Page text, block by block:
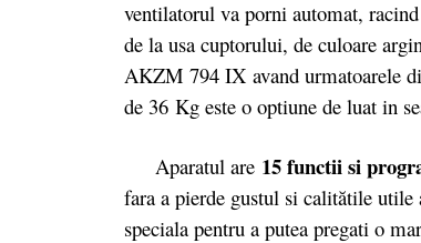
ventilatorul va porni automat,
de la usa cuptorului, de culoare
AKZM 794 IX avand urmatoarele
de 36 Kg este o optiune de luat in
Aparatul are 15 functii si
fara a pierde gustul si calitătile utile
speciala pentru a putea pregati o